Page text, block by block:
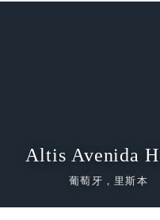
Altis Avenida
葡萄牙，里斯本